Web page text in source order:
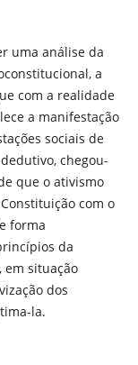
uma análise da
a
com a realidade
a manifestação
sociais de
chegou-
que o ativismo
com o
forma
da
em situação
dos
la.